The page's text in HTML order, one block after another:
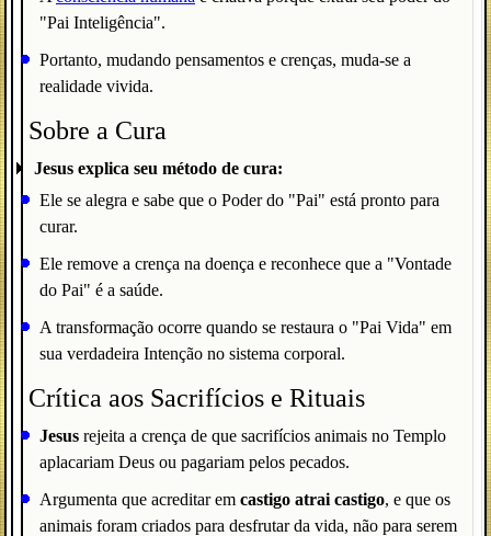
"Pai Inteligência".
Portanto, mudando pensamentos e crenças, muda-se a
realidade vivida.
Sobre a Cura
Jesus explica seu método de cura:
Ele se alegra e sabe que o Poder do "Pai" está pronto para
curar.
Ele remove a crença na doença e reconhece que a "Vontade
do Pai" é a saúde.
A transformação ocorre quando se restaura o "Pai Vida" em
sua verdadeira Intenção no sistema corporal.
Crítica aos Sacrifícios e Rituais
Jesus rejeita a crença de que sacrifícios animais no Templo
aplacariam Deus ou pagariam pelos pecados.
Argumenta que acreditar em castigo atrai castigo, e que os
animais foram criados para desfrutar da vida, não para serem